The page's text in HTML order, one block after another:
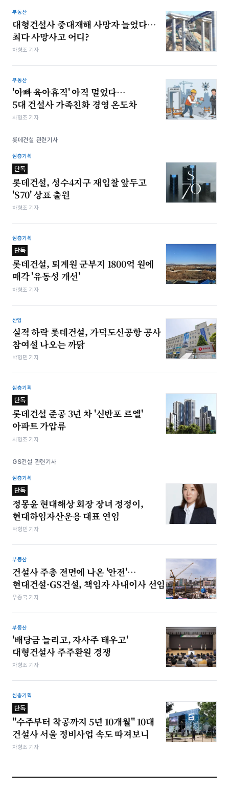
부동산
대형건설사 중대재해 사망자 늘었다…
최다 사망사고 어디?
차형조 기자
부동산
'아빠 육아휴직' 아직 멀었다…
5대 건설사 가족친화 경영 온도차
차형조 기자
롯데건설 관련기사
심층기획
단독
롯데건설, 성수4지구 재입찰 앞두고
'S70' 상표 출원
차형조 기자
심층기획
단독
롯데건설, 퇴계원 군부지 1800억 원에
매각 '유동성 개선'
차형조 기자
산업
실적 하락 롯데건설, 가덕도신공항 공사
참여설 나오는 까닭
박형민 기자
심층기획
단독
롯데건설 준공 3년 차 '신반포 르엘'
아파트 가압류
차형조 기자
GS건설 관련기사
심층기획
단독
정몽윤 현대해상 회장 장녀 정정이,
현대하임자산운용 대표 연임
박형민 기자
부동산
건설사 주총 전면에 나온 '안전'…
현대건설·GS건설, 책임자 사내이사 선임
우종국 기자
부동산
'배당금 늘리고, 자사주 태우고'
대형건설사 주주환원 경쟁
차형조 기자
심층기획
단독
"수주부터 착공까지 5년 10개월" 10대
건설사 서울 정비사업 속도 따져보니
차형조 기자